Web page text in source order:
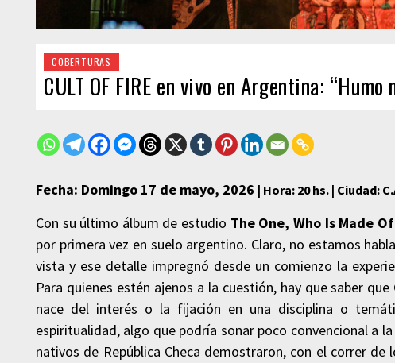
COBERTURAS
CULT OF FIRE en vivo en Argentina: “Humo
Fecha: Domingo 17 de mayo, 2026 | Hora: 20 hs. | Ciudad:
Con su último álbum de estudio The One, Who Is Made
por primera vez en suelo argentino. Claro, no estamos
vista y ese detalle impregnó desde un comienzo la
Para quienes estén ajenos a la cuestión, hay que saber que
nace del interés o la fijación en una disciplina o
espiritualidad, algo que podría sonar poco convencional a
nativos de República Checa demostraron, con el correr